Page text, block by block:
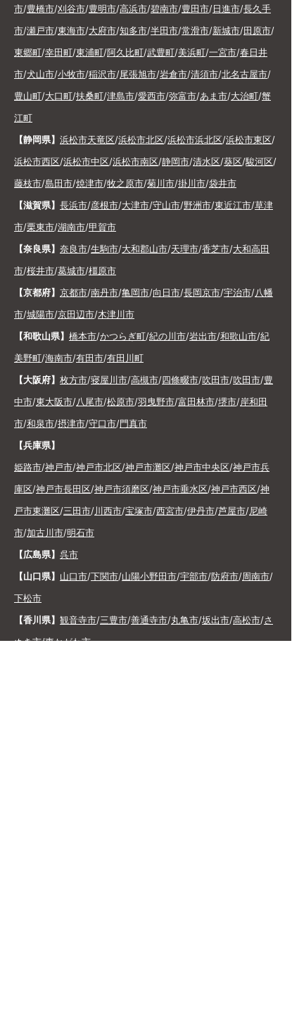
市/豊橋市/刈谷市/豊明市/高浜市/碧南市/豊田市/日進市/長久手
市/瀬戸市/東海市/大府市/知多市/半田市/常滑市/新城市/田原市/
東郷町/幸田町/東浦町/阿久比町/武豊町/美浜町/一宮市/春日井
市/犬山市/小牧市/稲沢市/尾張旭市/岩倉市/清須市/北名古屋市/
豊山町/大口町/扶桑町/津島市/愛西市/弥富市/あま市/大治町/蟹
江町
【静岡県】 浜松市天竜区/浜松市北区/浜松市浜北区/浜松市東区/
浜松市西区/浜松市中区/浜松市南区/静岡市/清水区/葵区/駿河区/
藤枝市/島田市/焼津市/牧之原市/菊川市/掛川市/袋井市
【滋賀県】 長浜市/彦根市/大津市/守山市/野洲市/東近江市/草津
市/栗東市/湖南市/甲賀市
【奈良県】 奈良市/生駒市/大和郡山市/天理市/香芝市/大和高田
市/桜井市/葛城市/橿原市
【京都府】 京都市/南丹市/亀岡市/向日市/長岡京市/宇治市/八幡
市/城陽市/京田辺市/木津川市
【和歌山県】 橋本市/かつらぎ町/紀の川市/岩出市/和歌山市/紀
美野町/海南市/有田市/有田川町
【大阪府】 枚方市/寝屋川市/高槻市/四條畷市/吹田市/吹田市/豊
中市/東大阪市/八尾市/松原市/羽曳野市/富田林市/堺市/岸和田
市/和泉市/摂津市/守口市/門真市
【兵庫県】
姫路市/神戸市/神戸市北区/神戸市灘区/神戸市中央区/神戸市兵
庫区/神戸市長田区/神戸市須磨区/神戸市垂水区/神戸市西区/神
戸市東灘区/三田市/川西市/宝塚市/西宮市/伊丹市/芦屋市/尼崎
市/加古川市/明石市
【広島県】 呉市
【山口県】 山口市/下関市/山陽小野田市/宇部市/防府市/周南市/
下松市
【香川県】 観音寺市/三豊市/善通寺市/丸亀市/坂出市/高松市/さ
ぬき市/東かがわ市